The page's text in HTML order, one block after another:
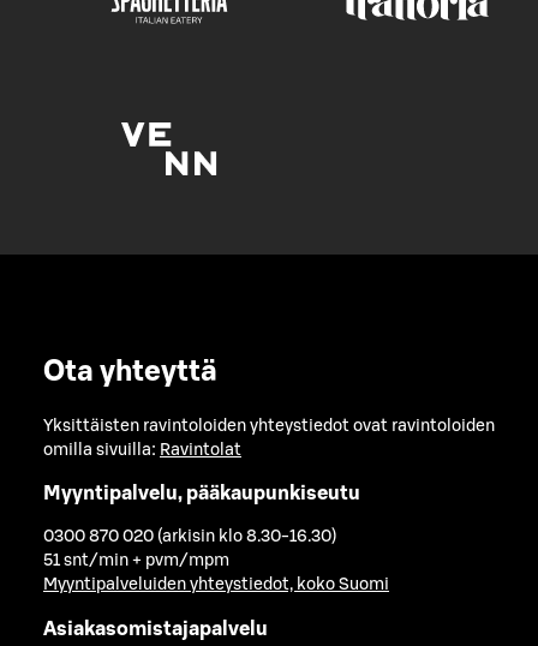
Ota yhteyttä
Yksittäisten ravintoloiden yhteystiedot ovat ravintoloiden
omilla sivuilla: Ravintolat
Myyntipalvelu, pääkaupunkiseutu
0300 870 020 (arkisin klo 8.30-16.30)
51 snt/min + pvm/mpm
Myyntipalveluiden yhteystiedot, koko Suomi
Asiakasomistajapalvelu